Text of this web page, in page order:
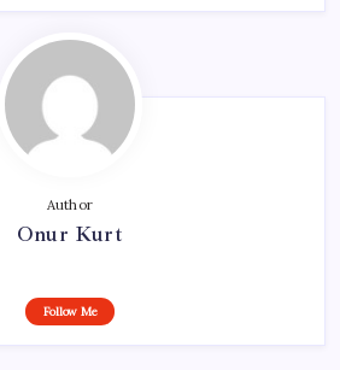
Author
Onur Kurt
Follow Me